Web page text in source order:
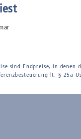
sind Endpreise, in
lt. § 25a